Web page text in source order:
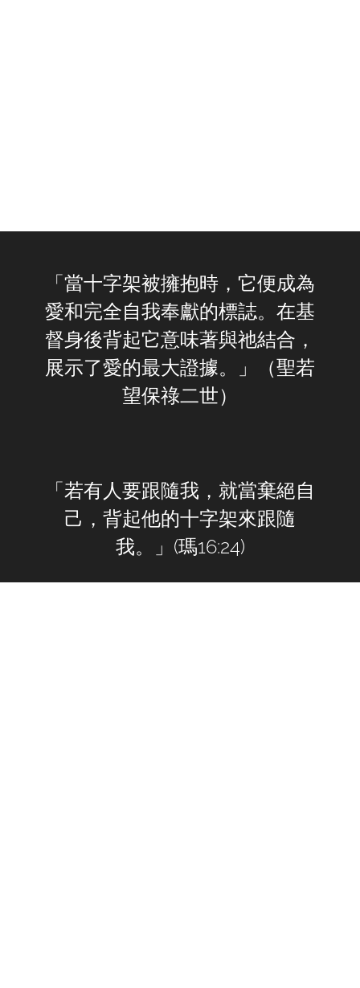
「當十字架被擁抱時，它便成為
愛和完全自我奉獻的標誌。在基
督身後背起它意味著與祂結合，
展示了愛的最大證據。」（聖若
望保祿二世）
「若有人要跟隨我，就當棄絕自
己，背起他的十字架來跟隨
我。」(瑪16:24)